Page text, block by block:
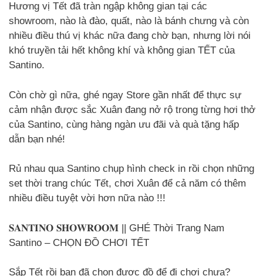
Hương vị Tết đã tràn ngập không gian tại các
showroom, nào là đào, quất, nào là bánh chưng và còn
nhiều điều thú vị khác nữa đang chờ bạn, nhưng lời nói
khó truyền tải hết không khí và không gian TẾT của
Santino.
Còn chờ gì nữa, ghé ngay Store gần nhất để thực sự
cảm nhận được sắc Xuân đang nở rộ trong từng hơi thở
của Santino, cùng hàng ngàn ưu đãi và quà tặng hấp
dẫn bạn nhé!
Rủ nhau qua Santino chụp hình check in rồi chọn những
set thời trang chúc Tết, chơi Xuân để cả năm có thêm
nhiều điều tuyệt vời hơn nữa nào !!!
𝐒𝐀𝐍𝐓𝐈𝐍𝐎 𝐒𝐇𝐎𝐖𝐑𝐎𝐎𝐌 || GHÉ Thời Trang Nam
Santino – CHỌN ĐỒ CHƠI TẾT
Sắp Tết rồi bạn đã chọn được đồ để đi chơi chưa?